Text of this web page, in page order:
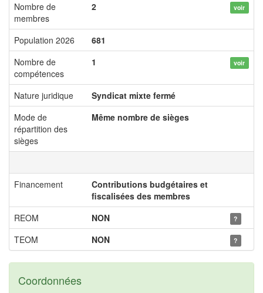
Nombre de
membres
2 voir
Population 2026
681
Nombre de
compétences
1 voir
Nature juridique
Syndicat mixte fermé
Mode de
répartition des
sièges
Même nombre de sièges
Financement
Contributions budgétaires et
fiscalisées des membres
REOM
NON ?
TEOM NON ?
Coordonnées